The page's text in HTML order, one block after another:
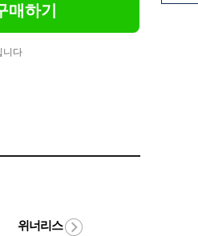
매하기
니다
위너리스